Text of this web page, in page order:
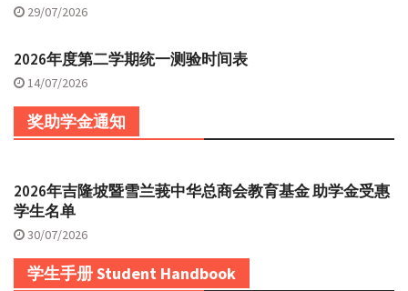
29/07/2026
2026年度第二学期统一测验时间表
14/07/2026
奖助学金通知
2026年吉隆坡暨雪兰莪中华总商会教育基金 助学金受惠
学生名单
30/07/2026
学生手册 Student Handbook